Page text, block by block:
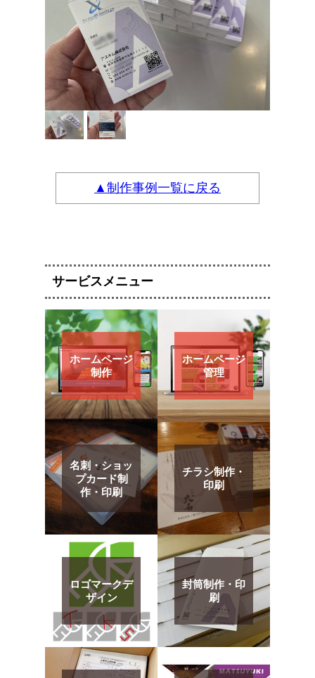
▲制作事例一覧に戻る
サービスメニュー
ホームページ
制作
ホームページ
管理
名刺・ショッ
プカード制
作・印刷
チラシ制作・
印刷
ロゴマークデ
ザイン
封筒制作・印
刷